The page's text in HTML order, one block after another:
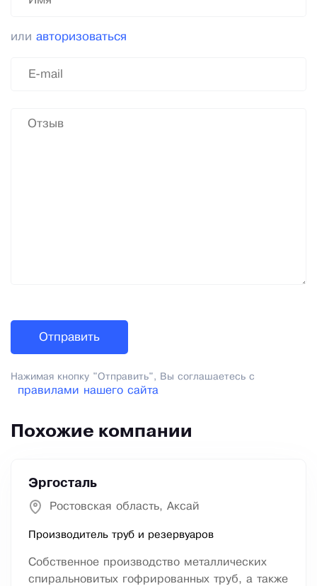
или авторизоваться
Нажимая кнопку "Отправить", Вы соглашаетесь с
правилами нашего сайта
Похожие компании
Эргосталь
Ростовская область, Аксай
Производитель труб и резервуаров
Собственное производство металлических
спиральновитых гофрированных труб, а также